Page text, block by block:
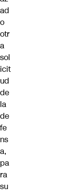
ad
o
otr
a
sol
icit
ud
de
la
de
fe
ns
a,
pa
ra
su